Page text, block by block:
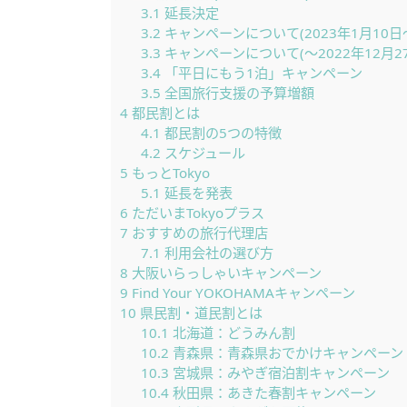
3.1 延長決定
3.2 キャンペーンについて(2023年1月10日
3.3 キャンペーンについて(〜2022年12月
3.4「平日にもう1泊」キャンペーン
3.5 全国旅行支援の予算増額
4 都民割とは
4.1 都民割の5つの特徴
4.2 スケジュール
5 もっとTokyo
5.1 延長を発表
6 ただいまTokyoプラス
7 おすすめの旅行代理店
7.1 利用会社の選び方
8 大阪いらっしゃいキャンペーン
9 Find Your YOKOHAMAキャンペーン
10 県民割・道民割とは
10.1 北海道：どうみん割
10.2 青森県：青森県おでかけキャンペーン
10.3 宮城県：みやぎ宿泊割キャンペーン
10.4秋田県：あきた春割キャンペーン